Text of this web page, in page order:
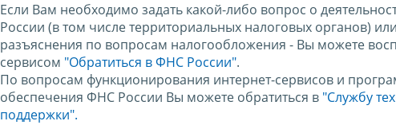
Если Вам необходимо задать какой-либо вопрос о
России (в том числе территориальных налоговых органов)
разъяснения по вопросам налогообложения - Вы можете
сервисом "Обратиться в ФНС России".
По вопросам функционирования интернет-сервисов и
обеспечения ФНС России Вы можете обратиться в "Службу
поддержки".